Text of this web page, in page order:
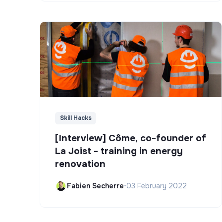
Skill Hacks
[Interview] Côme, co-founder of
La Joist - training in energy
renovation
Fabien Secherre•03 February 2022